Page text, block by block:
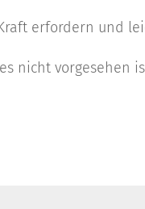
erfordern und
nicht vorgesehen